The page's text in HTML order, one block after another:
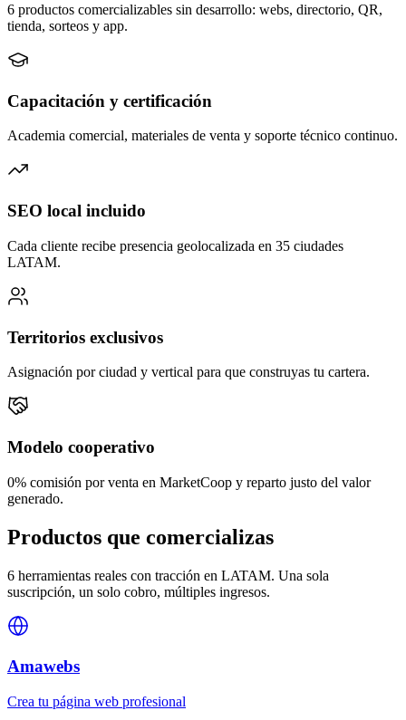
6 productos comercializables sin desarrollo: webs, directorio, QR,
tienda, sorteos y app.
Capacitación y certificación
Academia comercial, materiales de venta y soporte técnico continuo.
SEO local incluido
Cada cliente recibe presencia geolocalizada en 35 ciudades
LATAM.
Territorios exclusivos
Asignación por ciudad y vertical para que construyas tu cartera.
Modelo cooperativo
0% comisión por venta en MarketCoop y reparto justo del valor
generado.
Productos que comercializas
6 herramientas reales con tracción en LATAM. Una sola
suscripción, un solo cobro, múltiples ingresos.
Amawebs
Crea tu página web profesional